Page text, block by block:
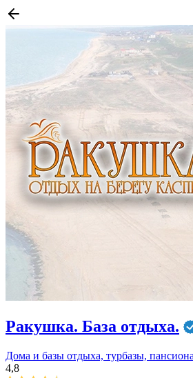
Ракушка. База отдыха.
Дома и базы отдыха, турбазы,
4,8